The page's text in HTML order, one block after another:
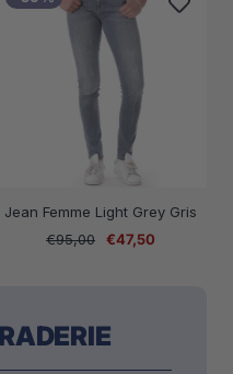
Jean Femme Light Grey Gris
Prix
€95,00
Prix
€47,50